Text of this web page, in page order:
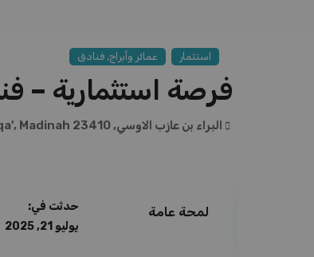
استثمار عمائر وأبراج, فنادق
فرصة استثمارية –
البراء بن عازب الاوسي, Al Naqa', Madinah 23410,
لمحة عامة
حدثت في:
يوليو 21, 2025